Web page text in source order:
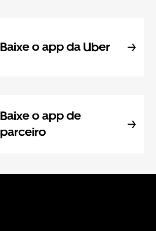
Baixe o app da Uber
Baixe o app de
parceiro